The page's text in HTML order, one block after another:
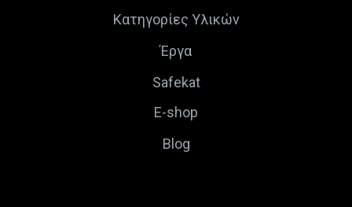
Κατηγορίες Υλικών
Έργα
Safekat
E-shop
Blog